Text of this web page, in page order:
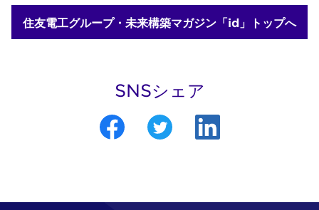
住友電工グループ・未来構築マガジン「id」トップへ
SNSシェア